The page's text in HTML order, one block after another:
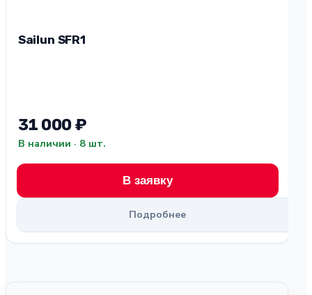
Sailun SFR1
31 000 ₽
В наличии · 8 шт.
В заявку
Подробнее